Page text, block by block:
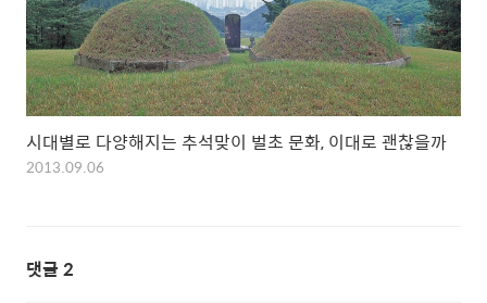
시대별로 다양해지는 추석맞이 벌초 문화, 이대로 괜찮을까
2013.09.06
댓글 2